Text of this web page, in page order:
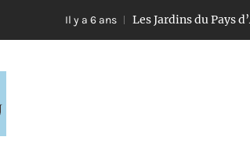
Il y a 6 ans Les Jardins du Pays d’Auge